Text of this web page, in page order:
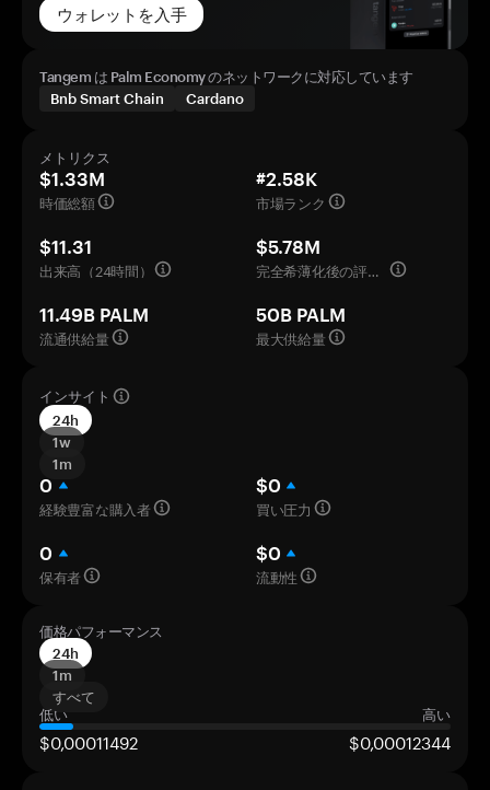
ウォレットを入手
Tangem は Palm Economy のネットワークに対応しています
Bnb Smart Chain
Cardano
メトリクス
$1.33M
時価総額
#2.58K
市場ランク
$11.31
出来高（24時間）
$5.78M
完全希薄化後の評価額
11.49B PALM
流通供給量
50B PALM
最大供給量
インサイト
24h
1w
1m
0
経験豊富な購入者
$0
買い圧力
0
保有者
$0
流動性
価格パフォーマンス
24h
1m
すべて
低い
高い
$0,00011492 $0,00012344